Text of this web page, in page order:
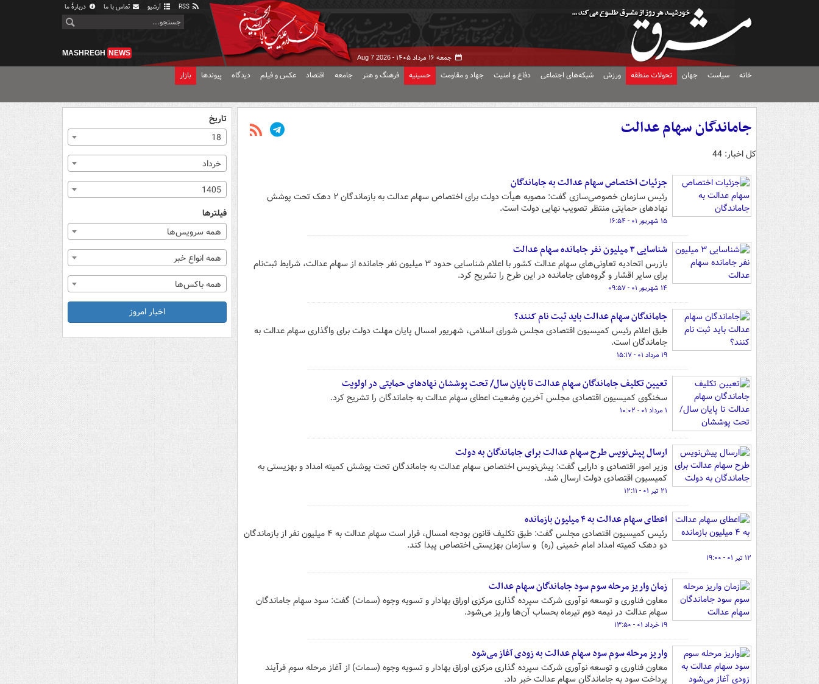
آرشیو تماس با ما دربارهٔ ما
جمعه ۱۶ مرداد ۱۴۰۵ - Aug 7 2026
MASHREGH NEWS
خانه سیاست جهان تحولات منطقه ورزش شبکه‌های اجتماعی دفاع و امنیت جهاد و مقاومت حسینیه فرهنگ و هنر جامعه اقتصاد عکس و فیلم دیدگاه پیوندها بازار
جاماندگان سهام عدالت
کل اخبار: 44
جزئیات اختصاص سهام عدالت به جاماندگان
رئیس سازمان خصوصی‌سازی گفت: مصوبه هیأت دولت برای اختصاص سهام عدالت به بازماندگان ۲ دهک تحت پوشش
نهادهای حمایتی منتظر تصویب نهایی دولت است.
۱۵ شهریور ۰۱ - ۱۶:۵۴
شناسایی ۳ میلیون نفر جامانده سهام عدالت
بازرس اتحادیه تعاونی‌های سهام عدالت کشور با اعلام شناسایی حدود ۳ میلیون نفر جامانده از سهام عدالت، شرایط ثبت‌نام
برای سایر اقشار و گروه‌های جامانده در این طرح را تشریح کرد.
۱۴ شهریور ۰۱ - ۰۹:۵۷
جاماندگان سهام عدالت باید ثبت نام کنند؟
طبق اعلام رئیس کمیسیون اقتصادی مجلس شورای اسلامی، شهریور امسال پایان مهلت دولت برای واگذاری سهام عدالت به
جاماندگان است.
۱۹ مرداد ۰۱ - ۱۵:۱۷
تعیین تکلیف جاماندگان سهام عدالت تا پایان سال/ تحت پوششان نهادهای حمایتی در اولویت
سخنگوی کمیسیون اقتصادی مجلس آخرین وضعیت اعطای سهام عدالت به جاماندگان را تشریح کرد.
۱ مرداد ۰۱ - ۱۰:۰۲
ارسال پیش‌نویس طرح سهام عدالت برای جاماندگان به دولت
وزیر امور اقتصادی و دارایی گفت: پیش‌نویس اختصاص سهام عدالت به جاماندگان تحت پوشش کمیته امداد و بهزیستی به
کمیسیون اقتصادی دولت ارسال شد.
۲۱ تیر ۰۱ - ۱۲:۱۱
اعطای سهام عدالت به ۴ میلیون بازمانده
رئیس کمیسیون اقتصادی مجلس گفت: طبق تکلیف قانون بودجه امسال، قرار است سهام عدالت به ۴ میلیون نفر از بازماندگان
دو دهک کمیته امداد امام خمینی (ره) ‌ و سازمان بهزیستی اختصاص پیدا کند.
۱۲ تیر ۰۱ - ۱۹:۰۰
زمان واریز مرحله سوم سود جاماندگان سهام عدالت
معاون فناوری و توسعه نوآوری شرکت سپرده گذاری مرکزی اوراق بهادار و تسویه وجوه (سمات) گفت: سود سهام جاماندگان
سهام عدالت در نیمه دوم تیرماه بحساب آن‌ها واریز می‌شود.
۱۹ خرداد ۰۱ - ۱۳:۵۰
واریز مرحله سوم سود سهام عدالت به زودی آغاز می‌شود
معاون فناوری و توسعه نوآوری شرکت سپرده گذاری مرکزی اوراق بهادار و تسویه وجوه (سمات) از آغاز مرحله سوم فرآیند
پرداخت سود به جاماندگان سهام عدالت خبر داد.
تاریخ
18
خرداد
1405
فیلترها
همه سرویس‌ها
همه انواع خبر
همه باکس‌ها
اخبار امروز